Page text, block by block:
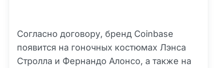
Согласно договору, бренд Coinbase
появится на гоночных костюмах Лэнса
Стролла и Фернандо Алонсо, а также на